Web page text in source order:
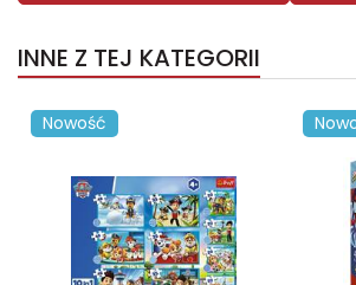
INNE Z TEJ KATEGORII
Nowość